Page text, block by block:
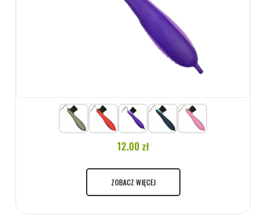
12.00 zł
ZOBACZ WIĘCEJ